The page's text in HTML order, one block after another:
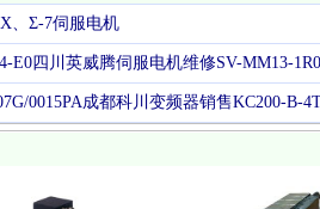
、Σ-7伺服电机
E0四川英威腾伺服电机维修SV-MM13-
0015PA成都科川变频器销售KC200-B-